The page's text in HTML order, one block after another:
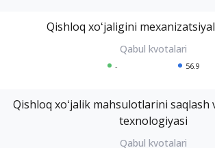
Qishloq xoʻjaligini
- 56.9
Qishloq xoʻjalik mahsulotlarini saqlash
texnologiyasi